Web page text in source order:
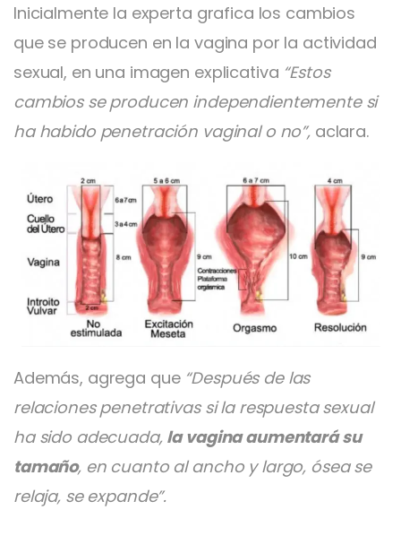
Inicialmente la experta grafica los cambios
que se producen en la vagina por la actividad
sexual, en una imagen explicativa “Estos
cambios se producen independientemente si
ha habido penetración vaginal o no”, aclara.
Además, agrega que “Después de las
relaciones penetrativas si la respuesta sexual
ha sido adecuada, la vagina aumentará su
tamaño, en cuanto al ancho y largo, ósea se
relaja, se expande”.